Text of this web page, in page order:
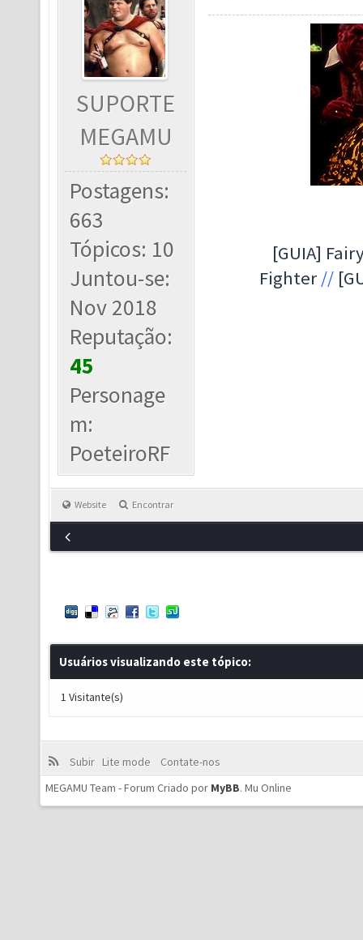
SUPORTE
MEGAMU
Postagens:
663
Tópicos: 10
Juntou-se:
Nov 2018
Reputação:
45
Personage
m:
PoeteiroRF
[GUIA]
Fighter //
Website Encontrar
Usuários visualizando este tópico:
1 Visitante(s)
Subir Lite mode
Contate-nos
MEGAMU Team - Forum Criado por MyBB. Mu Online